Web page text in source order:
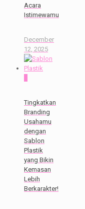
Acara
Istimewamu
December
12, 2025
Tingkatkan
Branding
Usahamu
dengan
Sablon
Plastik
yang Bikin
Kemasan
Lebih
Berkarakter!